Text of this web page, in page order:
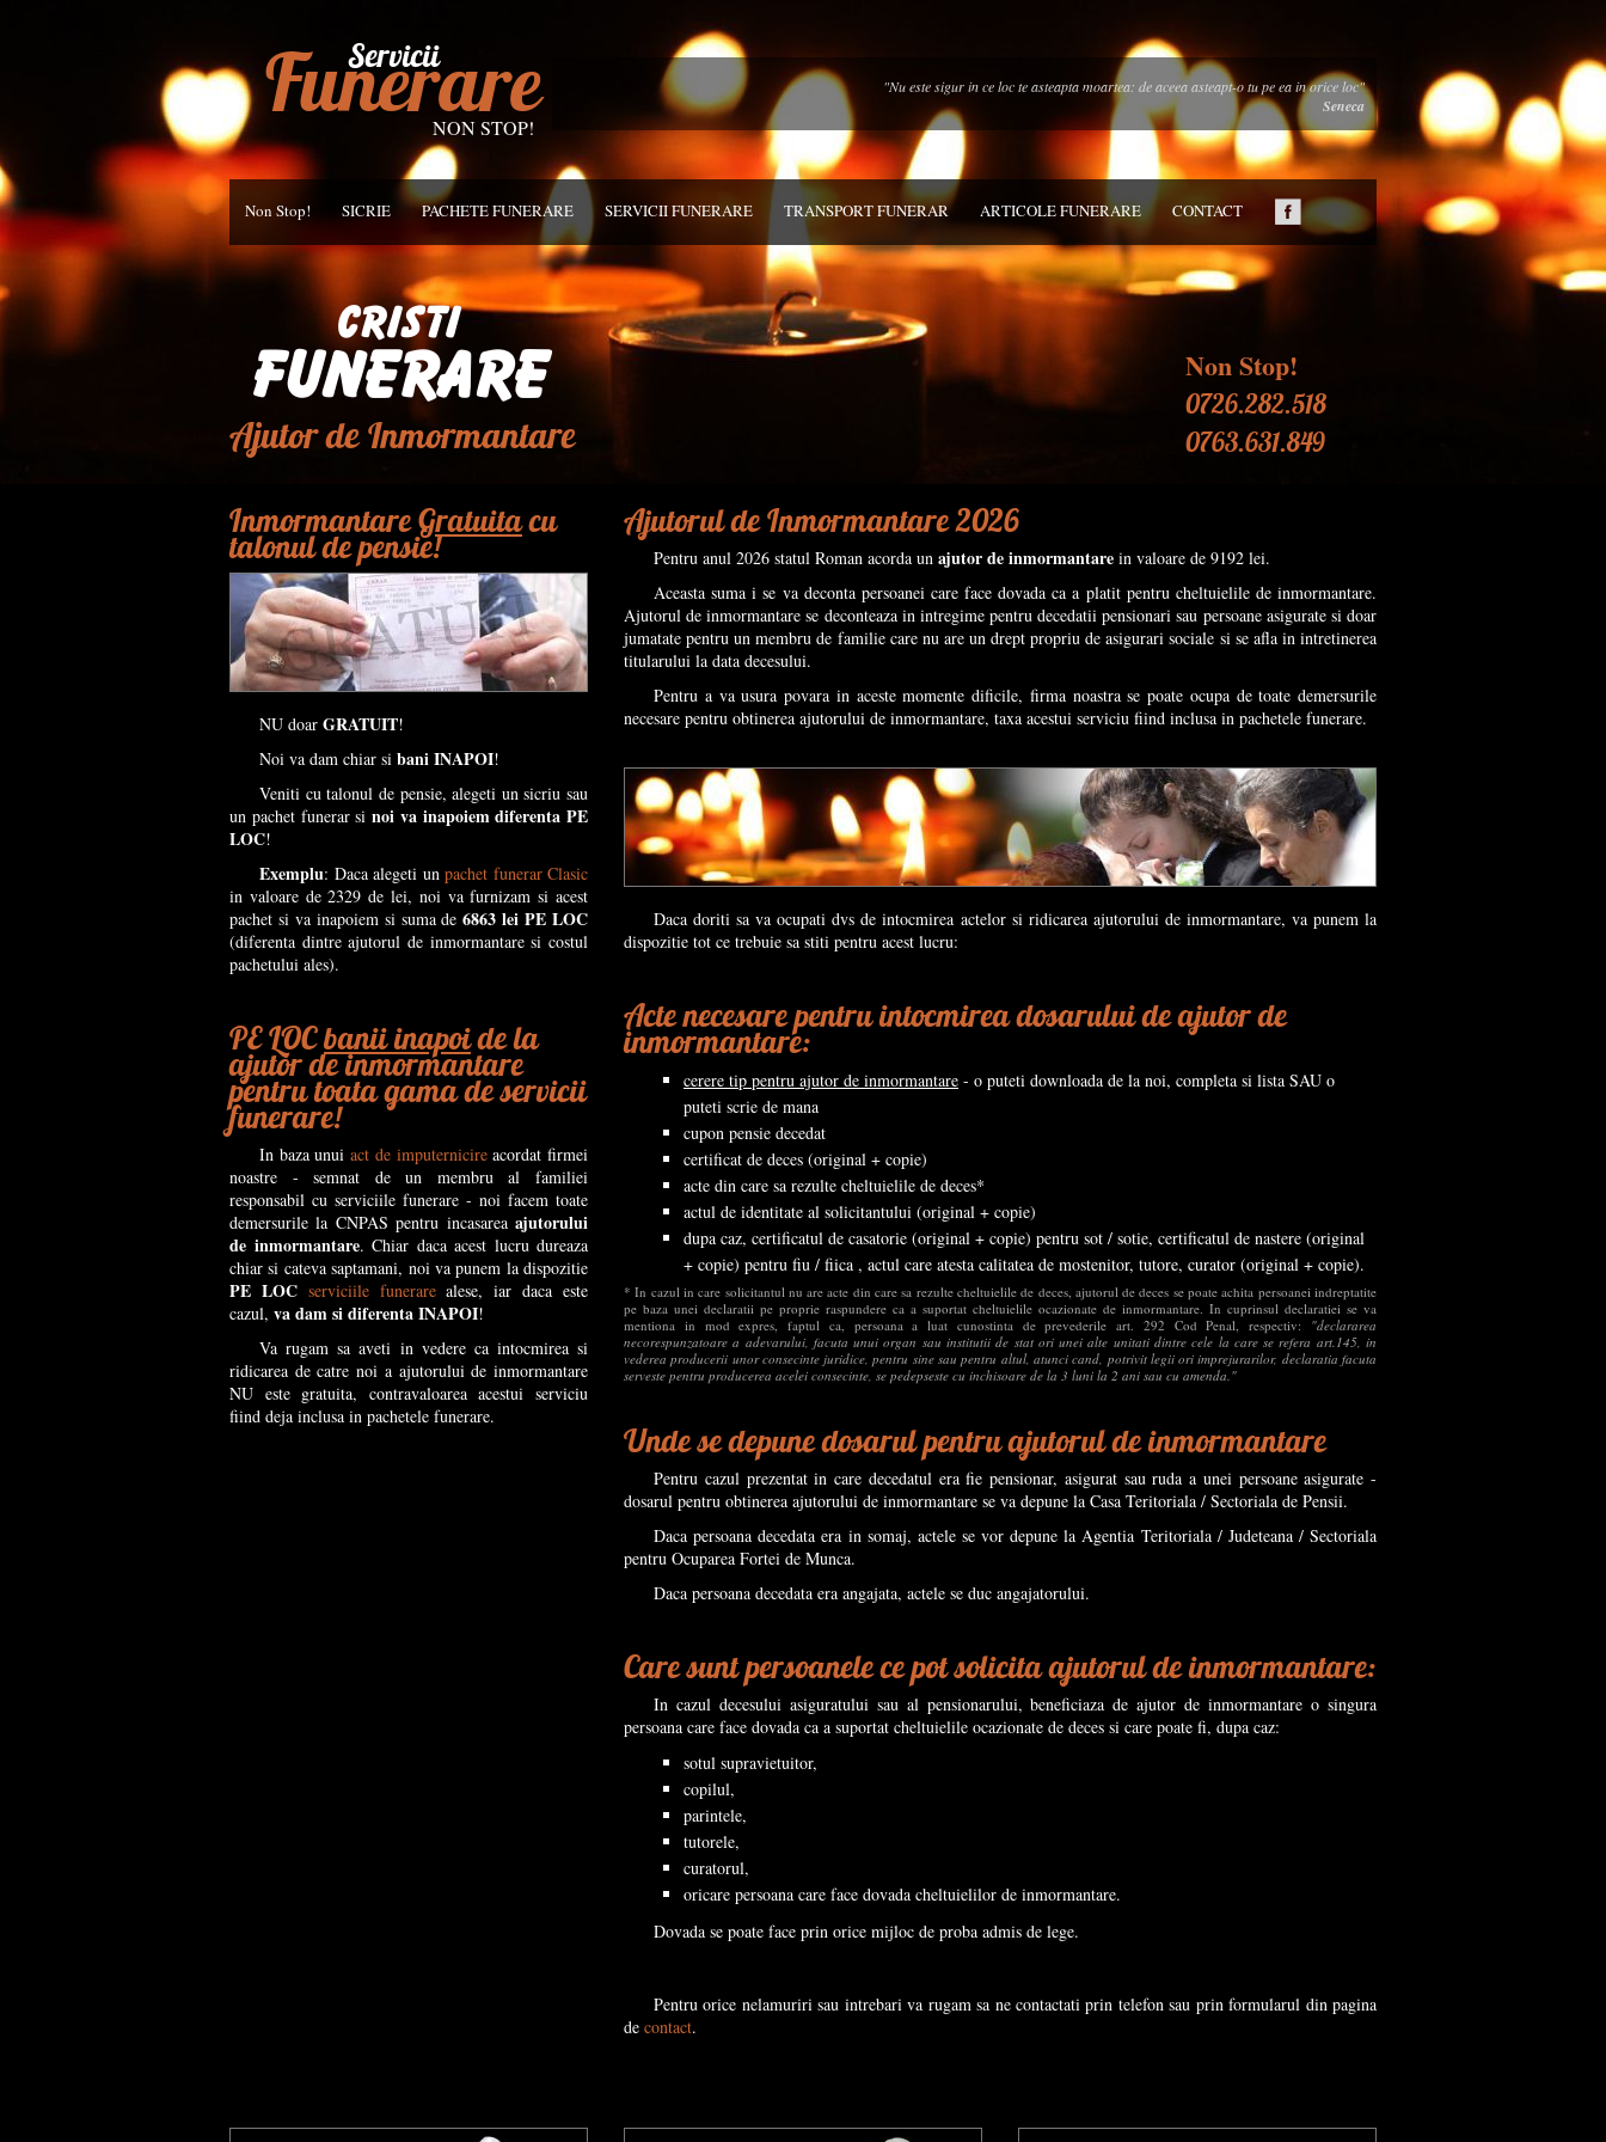
Servicii
Funerare
NON STOP!
"Nu este sigur in ce loc te asteapta moartea: de aceea asteapt-o tu pe ea in orice loc"
Seneca
Non Stop! SICRIE PACHETE FUNERARE SERVICII FUNERARE TRANSPORT FUNERAR ARTICOLE FUNERARE CONTACT
Ajutor de Inmormantare
Non Stop!
0726.282.518
0763.631.849
InmormantareGratuitacu
talonul de pensie!
NU doar GRATUIT!
Noi va dam chiar si bani INAPOI!
Veniti cu talonul de pensie, alegeti un sicriu sau
un pachet funerar si noi va inapoiem diferenta PE
LOC!
Exemplu: Daca alegeti un pachet funerar Clasic
in valoare de 2329 de lei, noi va furnizam si acest
pachet si va inapoiem si suma de6863 lei PE LOC
(diferenta dintre ajutorul de inmormantare si costul
pachetului ales).
PE LOCbanii inapoide la
ajutor de inmormantare
pentru toata gama de servicii
funerare!
In baza unuiact de imputernicireacordat firmei
noastre - semnat de un membru al familiei
responsabil cu serviciile funerare - noi facem toate
demersurile la CNPAS pentru incasarea ajutorului
de inmormantare. Chiar daca acest lucru dureaza
chiar si cateva saptamani, noi va punem la dispozitie
PE LOC serviciile funerarealese, iar daca este
cazul, va dam si diferenta INAPOI!
Va rugam sa aveti in vedere ca intocmirea si
ridicarea de catre noi a ajutorului de inmormantare
NU este gratuita, contravaloarea acestui serviciu
fiind deja inclusa in pachetele funerare.
Ajutorul de Inmormantare 2026
Pentru anul 2026 statul Roman acorda un ajutor de inmormantare in valoare de 9192 lei.
Aceasta suma i se va deconta persoanei care face dovada ca a platit pentru cheltuielile de inmormantare.
Ajutorul de inmormantare se deconteaza in intregime pentru decedatii pensionari sau persoane asigurate si doar
jumatate pentru un membru de familie care nu are un drept propriu de asigurari sociale si se afla in intretinerea
titularului la data decesului.
Pentru a va usura povara in aceste momente dificile, firma noastra se poate ocupa de toate demersurile
necesare pentru obtinerea ajutorului de inmormantare, taxa acestui serviciu fiind inclusa in pachetele funerare.
Daca doriti sa va ocupati dvs de intocmirea actelor si ridicarea ajutorului de inmormantare, va punem la
dispozitie tot ce trebuie sa stiti pentru acest lucru:
Acte necesare pentru intocmirea dosarului de ajutor de
inmormantare:
cerere tip pentru ajutor de inmormantare - o puteti downloada de la noi, completa si lista SAU o
puteti scrie de mana
cupon pensie decedat
certificat de deces (original + copie)
acte din care sa rezulte cheltuielile de deces*
actul de identitate al solicitantului (original + copie)
dupa caz, certificatul de casatorie (original + copie) pentru sot / sotie, certificatul de nastere (original
+ copie) pentru fiu / fiica , actul care atesta calitatea de mostenitor, tutore, curator (original + copie).
* In cazul in care solicitantul nu are acte din care sa rezulte cheltuielile de deces, ajutorul de deces se poate achita persoanei indreptatite
pe baza unei declaratii pe proprie raspundere ca a suportat cheltuielile ocazionate de inmormantare. In cuprinsul declaratiei se va
mentiona in mod expres, faptul ca, persoana a luat cunostinta de prevederile art. 292 Cod Penal, respectiv: "declararea
necorespunzatoare a adevarului, facuta unui organ sau institutii de stat ori unei alte unitati dintre cele la care se refera art.145, in
vederea producerii unor consecinte juridice, pentru sine sau pentru altul, atunci cand, potrivit legii ori imprejurarilor, declaratia facuta
serveste pentru producerea acelei consecinte, se pedepseste cu inchisoare de la 3 luni la 2 ani sau cu amenda."
Unde se depune dosarul pentru ajutorul de inmormantare
Pentru cazul prezentat in care decedatul era fie pensionar, asigurat sau ruda a unei persoane asigurate -
dosarul pentru obtinerea ajutorului de inmormantare se va depune la Casa Teritoriala / Sectoriala de Pensii.
Daca persoana decedata era in somaj, actele se vor depune la Agentia Teritoriala / Judeteana / Sectoriala
pentru Ocuparea Fortei de Munca.
Daca persoana decedata era angajata, actele se duc angajatorului.
Care sunt persoanele ce pot solicita ajutorul de inmormantare:
In cazul decesului asiguratului sau al pensionarului, beneficiaza de ajutor de inmormantare o singura
persoana care face dovada ca a suportat cheltuielile ocazionate de deces si care poate fi, dupa caz:
sotul supravietuitor,
copilul,
parintele,
tutorele,
curatorul,
oricare persoana care face dovada cheltuielilor de inmormantare.
Dovada se poate face prin orice mijloc de proba admis de lege.
Pentru orice nelamuriri sau intrebari va rugam sa ne contactati prin telefon sau prin formularul din pagina
de contact.